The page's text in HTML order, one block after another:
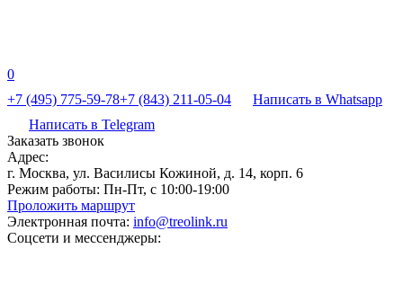
0
+7 (495) 775-59-78+7 (843) 211-05-04
Написать в Whatsapp
Написать в Telegram
Заказать звонок
Адрес:
г. Москва, ул. Василисы Кожиной, д. 14, корп. 6
Режим работы: Пн-Пт, с 10:00-19:00
Проложить маршрут
Электронная почта: info@treolink.ru
Соцсети и мессенджеры: